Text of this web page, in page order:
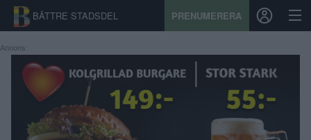
BÄTTRE STADSDEL PRENUMERERA
START
STADSDEL
Annons: